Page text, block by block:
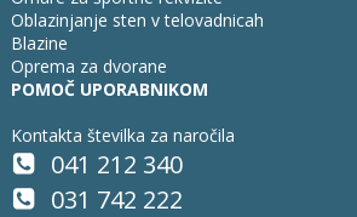
Oblazinjanje sten v telovadnicah
Blazine
Oprema za dvorane
POMOČ UPORABNIKOM
Kontakta številka za naročila
041 212 340
031 742 222